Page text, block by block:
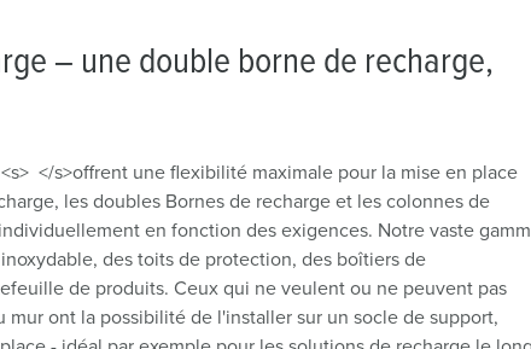
– une double borne de recharge,
</s>offrent une flexibilité maximale pour la mise en place
les doubles Bornes de recharge et les colonnes de
en fonction des exigences. Notre vaste
des toits de protection, des boîtiers de
de produits. Ceux qui ne veulent ou ne peuvent pas
ont la possibilité de l'installer sur un socle de support,